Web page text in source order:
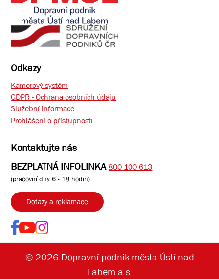
Odkazy
Kamerový systém
GDPR - Ochrana osobních údajů
Služební informace
Prohlášení o přístupnosti
Kontaktujte nás
BEZPLATNÁ INFOLINKA 800 100 613
(pracovní dny 6 - 18 hodin)
Dotazy a reklamace
© 2026 Dopravní podnik města Ústí nad
Labem a.s.